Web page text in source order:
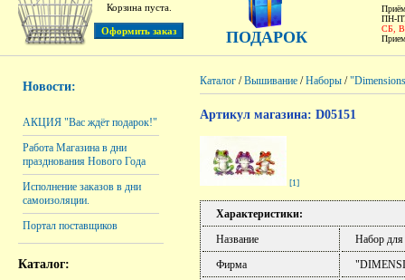
Корзина пуста.
ПОДАРОК
ПН-
СБ,
Новости:
АКЦИЯ "Вас ждёт подарок!"
Работа Магазина в дни
празднования Нового Года
Исполнение заказов в дни
самоизоляции.
Портал поставщиков
Каталог:
Каталог /Вышивание /Наборы /
Артикул магазина: D05151
[1]
Характеристики:
Название
Набор
Фирма